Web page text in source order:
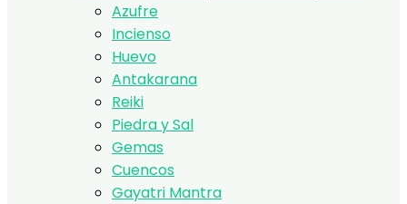
Azufre
Incienso
Huevo
Antakarana
Reiki
Piedra y Sal
Gemas
Cuencos
Gayatri Mantra